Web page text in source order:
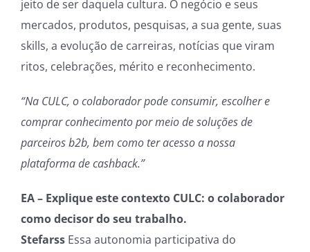
jeito de ser daquela cultura. O negócio e seus
mercados, produtos, pesquisas, a sua gente, suas
skills, a evolução de carreiras, notícias que viram
ritos, celebrações, mérito e reconhecimento.
“Na CULC, o colaborador pode consumir, escolher e
comprar conhecimento por meio de soluções de
parceiros b2b, bem como ter acesso a nossa
plataforma de cashback.”
EA – Explique este contexto CULC: o colaborador
como decisor do seu trabalho.
Stefarss Essa autonomia participativa do